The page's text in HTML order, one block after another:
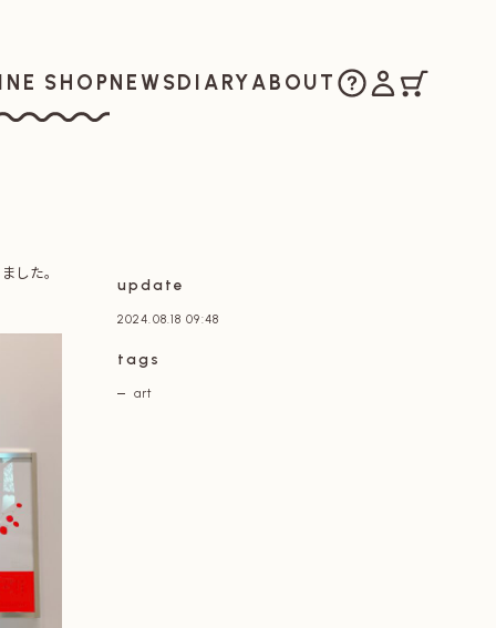
SHOP NEWSお知らせ
DIARY日記
ABOUT 私たちについて
ご購入方法
マイアカウ
した。
update
2024.08.18 09:48
tags
art